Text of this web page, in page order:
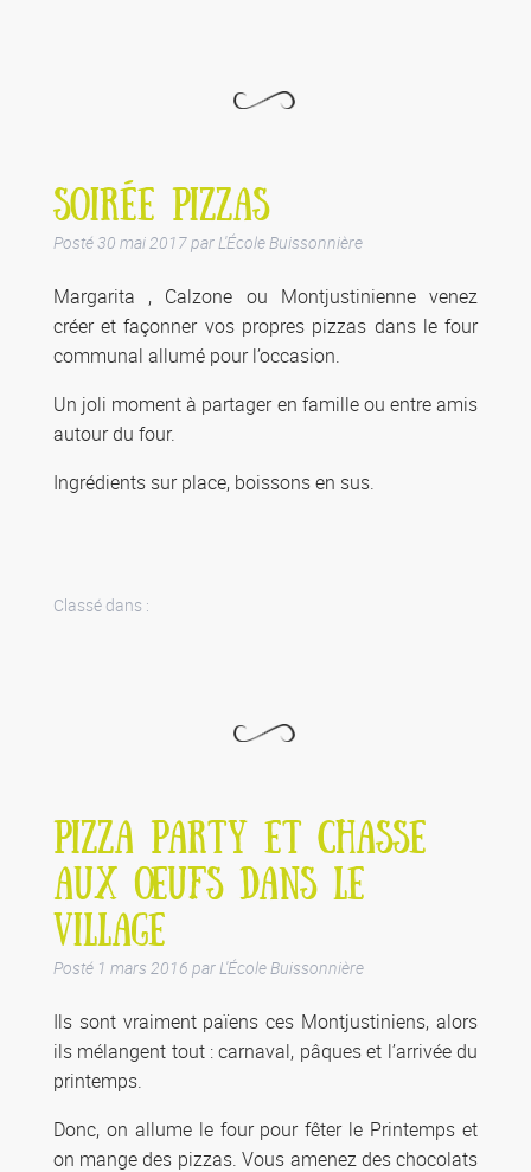
SOIRÉE PIZZAS
Posté30 mai 2017par L'École Buissonnière
Margarita , Calzone ou Montjustinienne venez
créer et façonner vos propres pizzas dans le four
communal allumé pour l’occasion.
Un joli moment à partager en famille ou entre amis
autour du four.
Ingrédients sur place, boissons en sus.
Classé dans :
PIZZA PARTY ET CHASSE
AUX ŒUFS DANS LE
VILLAGE
Posté 1 mars 2016 par L'École Buissonnière
Ils sont vraiment païens ces Montjustiniens, alors
ils mélangent tout : carnaval, pâques et l’arrivée du
printemps.
Donc, on allume le four pour fêter le Printemps et
on mange des pizzas. Vous amenez des chocolats